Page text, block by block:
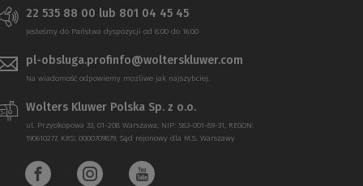
22 535 88 00 lub 801 04 45 45
Jesteśmy do Państwa dyspozycji od 8:00 do 16:00
pl-obsluga.profinfo@wolterskluwer.com
Na wiadomość odpowiemy możliwe jak najszybciej.
Wolters Kluwer Polska Sp. z o.o.
ul. Przyokopowa 33, 01-208 Warszawa; NIP: 583-001-89-31, REGON:
190610277, KRS: 0000709879, Sąd rejonowy dla M.S. Warszawy